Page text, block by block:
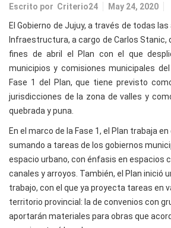
Escrito por Criterio24 May 24, 2020
El Gobierno de Jujuy, a través de todas
Infraestructura, a cargo de Carlos Stanic,
fines de abril el Plan con el que
municipios y comisiones municipales
Fase 1 del Plan, que tiene previsto
jurisdicciones de la zona de valles y
quebrada y puna.
En el marco de la Fase 1, el Plan trabaja
sumando a tareas de los gobiernos
espacio urbano, con énfasis en espacios
canales y arroyos. También, el Plan inició
trabajo, con el que ya proyecta tareas en
territorio provincial: la de convenios con
aportarán materiales para obras que